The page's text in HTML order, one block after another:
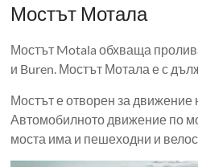
Мостът Мотала
Мостът Motala обхваща
и Buren. Мостът Мотала е с
Мостът е отворен за движение
Автомобилното движение по
моста има и пешеходни и